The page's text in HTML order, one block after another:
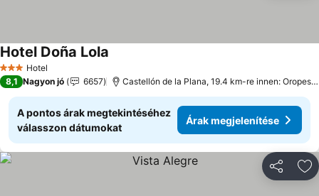
3 Kategória
Hotel
Hotel Doña Lola
8,1 Nagyon jó 6657 Castellón de la Plana, 19.4 km-re innen: Oropesa
A pontos árak megtekintéséhez
válasszon dátumokat
Árak megjelenítése